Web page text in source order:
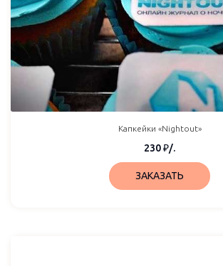
Капкейки «Nightout»
230₽/.
ЗАКАЗАТЬ